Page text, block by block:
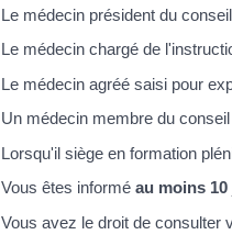
Le médecin président du
Le médecin chargé de
Le médecin agréé saisi pour
Un médecin membre du
Lorsqu'il siège en formation
Vous êtes informé au moins 10
Vous avez le droit de consulter